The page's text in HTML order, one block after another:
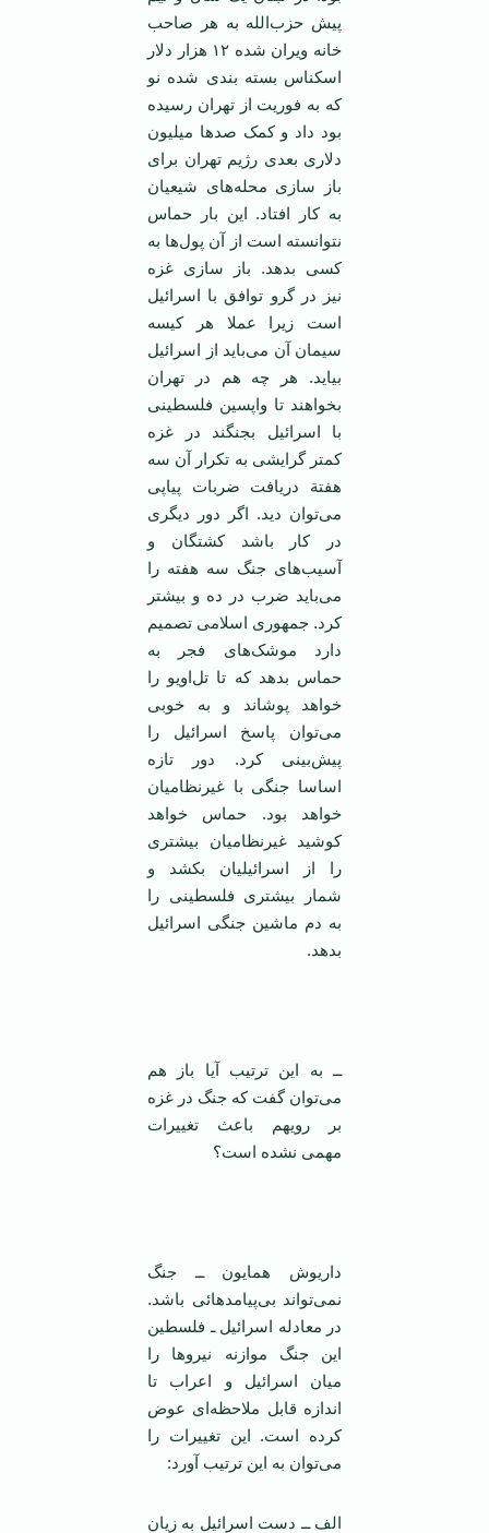
پیش حزب‌الله به هر صاحب
خانه ویران شده ۱۲ هزار دلار
اسکناس بسته بندی شده نو
که به فوریت از تهران رسیده
بود داد و کمک صد‌ها میلیون
دلاری بعدی رژیم تهران برای
باز سازی محله‌های شیعیان
به کار افتاد. این بار حماس
نتوانسته است از آن پول‌ها به
کسی بدهد. باز سازی غزه
نیز در گرو توافق با اسرائیل
است زیرا عملا هر کیسه
سیمان آن می‌باید از اسرائیل
بیاید. هر چه هم در تهران
بخواهند تا واپسین فلسطینی
با اسرائیل بجنگند در غزه
کمتر گرایشی به تکرار آن سه
هفتة دریافت ضربات پیاپی
می‌توان دید. اگر دور دیگری
در کار باشد کشتگان و
آسیب‌های جنگ سه هفته را
می‌باید ضرب در ده و بیشتر
کرد. جمهوری اسلامی ‌تصمیم
دارد موشک‌های فجر به
حماس بدهد که تا تل‌اویو را
خواهد پوشاند و به خوبی
می‌توان پاسخ اسرائیل را
پیش‌بینی کرد. دور تازه
اساسا جنگی با غیرنظامیان
خواهد بود. حماس خواهد
کوشید غیرنظامیان بیشتری
را از اسرائیلیان بکشد و
شمار بیشتری فلسطینی را
به دم ماشین جنگی اسرائیل
بدهد.
ــ به این ترتیب آیا باز هم
می‌توان گفت که جنگ در غزه
بر رویهم باعث تغییرات
مهمی ‌نشده است؟
داریوش همایون ــ جنگ
نمی‌تواند بی‌پیامد‌هائی باشد.
در معادله اسرائیل ـ فلسطین
این جنگ موازنه نیرو‌ها را
میان اسرائیل و اعراب تا
اندازه قابل ملاحظه‌ای عوض
کرده است. این تغییرات را
می‌توان به این ترتیب آورد:
الف ــ دست اسرائیل به زیان